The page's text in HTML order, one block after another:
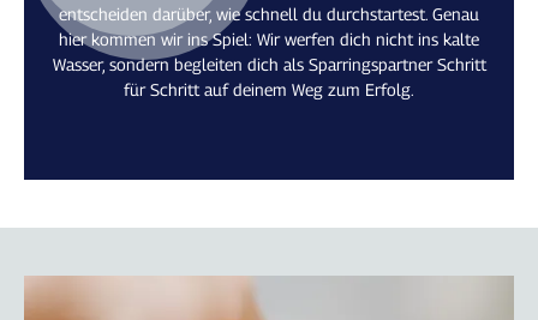
entscheiden darüber, wie schnell du durchstartest. Genau
hier kommen wir ins Spiel: Wir werfen dich nicht ins kalte
Wasser, sondern begleiten dich als Sparringspartner Schritt
für Schritt auf deinem Weg zum Erfolg.